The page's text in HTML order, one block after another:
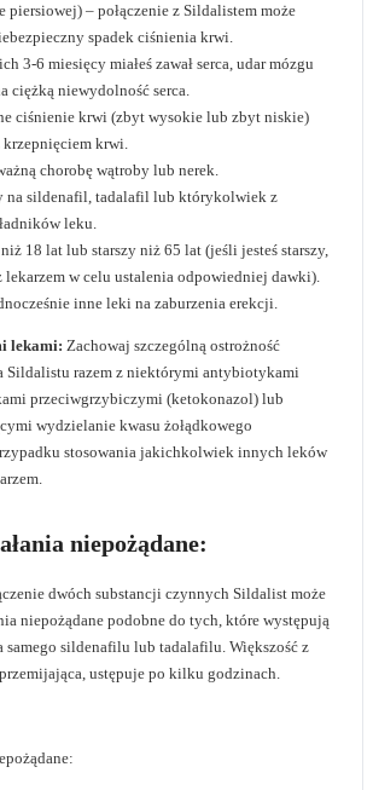
piersiowej) – połączenie z Sildalistem może
spadek ciśnienia krwi.
3-6 miesięcy miałeś zawał serca, udar mózgu
ciężką niewydolność serca.
ciśnienie krwi (zbyt wysokie lub zbyt niskie)
krwi.
chorobę wątroby lub nerek.
na sildenafil, tadalafil lub którykolwiek z
leku.
niż 18 lat lub starszy niż 65 lat (jeśli jesteś starszy,
lekarzem w celu ustalenia odpowiedniej dawki).
inne leki na zaburzenia erekcji.
lekami: Zachowaj szczególną ostrożność
Sildalistu razem z niektórymi antybiotykami
przeciwgrzybiczymi (ketokonazol) lub
wydzielanie kwasu żołądkowego
stosowania jakichkolwiek innych leków
niepożądane:
dwóch substancji czynnych Sildalist może
niepożądane podobne do tych, które występują
samego sildenafilu lub tadalafilu. Większość z
ustępuje po kilku godzinach.